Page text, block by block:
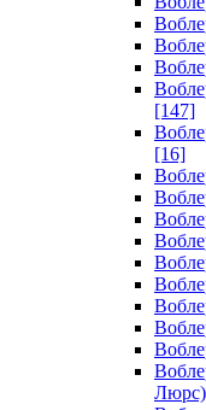
[147]
[16]
Люрс)